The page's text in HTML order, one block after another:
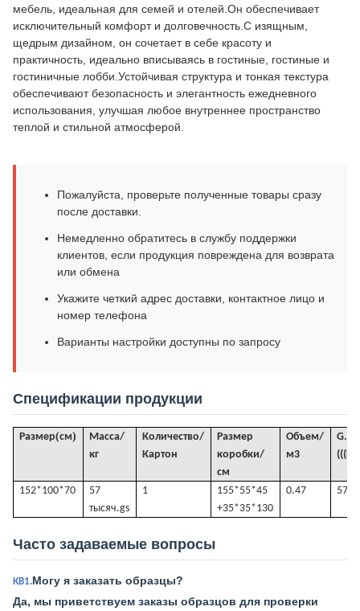
мебель, идеальная для семей и отелей.Он обеспечивает
исключительный комфорт и долговечность.С изящным,
щедрым дизайном, он сочетает в себе красоту и
практичность, идеально вписываясь в гостиные, гостиные и
гостиничные лобби.Устойчивая структура и тонкая текстура
обеспечивают безопасность и элегантность ежедневного
использования, улучшая любое внутреннее пространство
теплой и стильной атмосферой.
Пожалуйста, проверьте полученные товары сразу
после доставки.
Немедленно обратитесь в службу поддержки
клиентов, если продукция повреждена для возврата
или обмена
Укажите четкий адрес доставки, контактное лицо и
номер телефона
Варианты настройки доступны по запросу
Спецификации продукции
Размер(см)
Масса/
кг
Количество/
Картон
Размер
коробки/
см
Объем/
м3
G.
152*100*70
57
тысяч.gs
1
155*55*45
+35*35*130
0.47 57
Часто задаваемые вопросы
КВ1.Могу я заказать образцы?
Да, мы приветствуем заказы образцов для проверки